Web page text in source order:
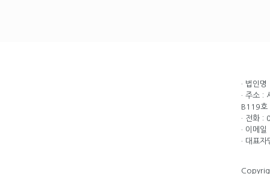
· 법인
· 주소 :
B119호
· 전화
· 이메
· 대표